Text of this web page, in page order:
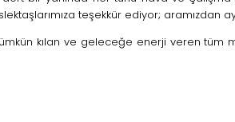
teşekkür ediyor; aramızdan
kılan ve geleceğe enerji veren tüm